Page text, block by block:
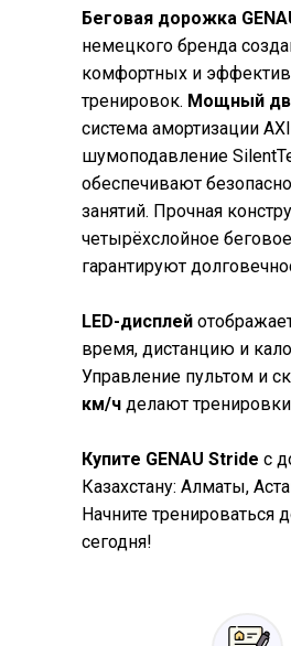
Беговая дорожка
немецкого бренда
комфортных и
тренировок. Мощный
система амортизации
шумоподавление
обеспечивают
занятий. Прочная
четырёхслойное
гарантируют
LED-дисплей
время, дистанцию и
Управление пультом и
км/ч делают
Купите GENAU Stride с
Казахстану: Алматы,
Начните тренироваться
сегодня!